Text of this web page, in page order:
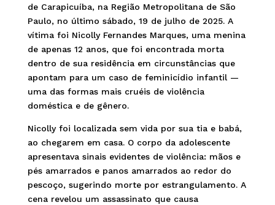
de Carapicuíba, na Região Metropolitana de São
Paulo, no último sábado, 19 de julho de 2025. A
vítima foi Nicolly Fernandes Marques, uma menina
de apenas 12 anos, que foi encontrada morta
dentro de sua residência em circunstâncias que
apontam para um caso de feminicídio infantil —
uma das formas mais cruéis de violência
doméstica e de gênero.
Nicolly foi localizada sem vida por sua tia e babá,
ao chegarem em casa. O corpo da adolescente
apresentava sinais evidentes de violência: mãos e
pés amarrados e panos amarrados ao redor do
pescoço, sugerindo morte por estrangulamento. A
cena revelou um assassinato que causa